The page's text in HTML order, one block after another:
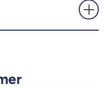
- UdeMnouvelles